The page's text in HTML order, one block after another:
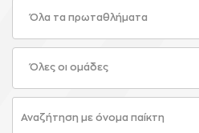
Όλα τα πρωταθλήματα
Όλες οι ομάδες